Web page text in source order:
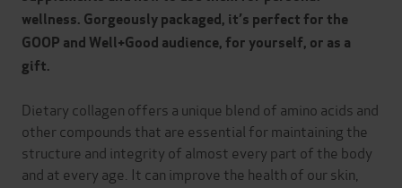
wellness. Gorgeously packaged, it’s perfect for the
GOOP and Well+Good audience, for yourself, or as a
gift.
Dietary collagen offers a unique blend of amino acids and
other compounds that are essential for maintaining the
structure and integrity of almost every part of the body
and at every age. It can improve the health of our skin,